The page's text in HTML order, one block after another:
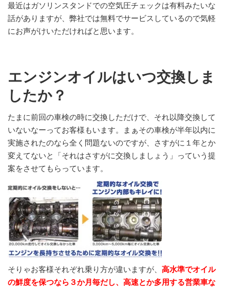
最近はガソリンスタンドでの空気圧チェックは有料みたいな
話がありますが、弊社では無料でサービスしているので気軽
にお声がけいただければと思います。
エンジンオイルはいつ交換しま
したか？
たまに前回の車検の時に交換しただけで、それ以降交換して
いないなーってお客様もいます。まぁその車検が半年以内に
実施されたのなら全く問題ないのですが、さすがに１年とか
変えてないと「それはさすがに交換しましょう」っていう提
案をさせてもらっています。
そりゃお客様それぞれ乗り方が違いますが、 高水準でオイル
の鮮度を保つなら３か月毎だし、高速とか多用する営業車な